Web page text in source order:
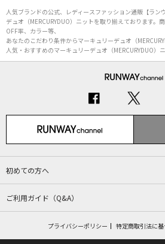
人気ブランドの公式、レディースファッション通販【ラン
デュオ（MERCURYDUO）ニットを取り揃えております。
OFF率、カラー等、
あなたのこだわり条件からマーキュリーデュオ（
人気・おすすめのマーキュリーデュオ（MERCURYDUO）
初めての方へ
ご利用ガイド（Q&A）
プライバシーポリシー 特定商取引法に